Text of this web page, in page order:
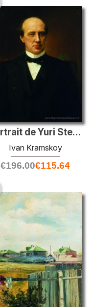
Portrait de Yuri Stepanovich Nechaev-Maltsev
Ivan Kramskoy
€196.00€115.64